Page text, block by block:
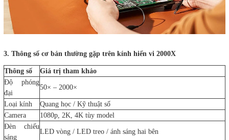
3. Thông số cơ bản thường gặp trên kính hiển vi 2000X
Thông số
Giá trị tham khảo
Độ phóng
đại
50× – 2000×
Loại kính
Quang học / Kỹ thuật số
Camera
1080p, 2K, 4K tùy model
Đèn chiếu
sáng
LED vòng / LED treo / ánh sáng hai bên